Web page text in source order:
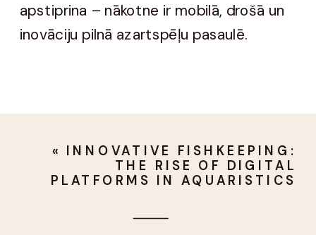
apstiprina – nākotne ir mobilā, drošā un
inovāciju pilnā azartspēļu pasaulē.
« INNOVATIVE FISHKEEPING:
THE RISE OF DIGITAL
PLATFORMS IN AQUARISTICS